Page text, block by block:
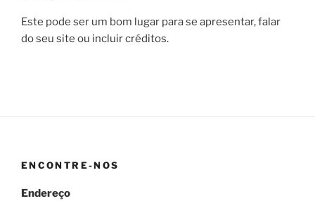
Este pode ser um bom lugar para se apresentar, falar
do seu site ou incluir créditos.
ENCONTRE-NOS
Endereço